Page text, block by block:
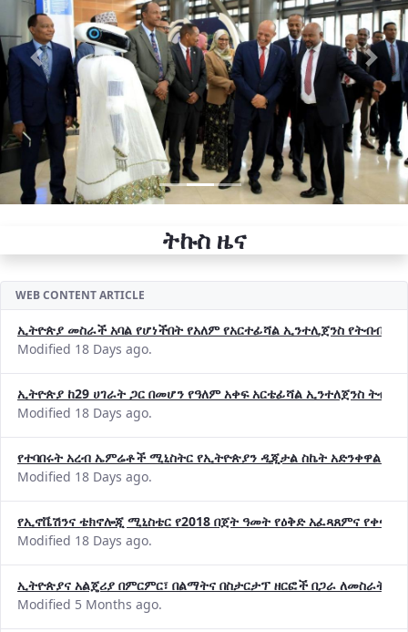
Previous Next
ትኩስ ዜና
WEB CONTENT ARTICLE
ኢትዮጵያ መስራች አባል የሆነችበት የአለም የአርተፊሻል ኢንተሊጀንስ የትብብር
Modified 18 Days ago.
ኢትዮጵያ ከ29 ሀገራት ጋር በመሆን የዓለም አቀፍ አርቴፊሻል ኢንተለጀንስ
Modified 18 Days ago.
የተባበሩት አረብ ኤምሬቶች ሚኒስትር የኢትዮጵያን ዲጂታል ስኬት አድንቀዋል
Modified 18 Days ago.
የኢኖቬሽንና ቴክኖሎጂ ሚኒስቴር የ2018 በጀት ዓመት የዕቅድ አፈጻጸምና
Modified 18 Days ago.
ኢትዮጵያና አልጄሪያ በምርምር፣ በልማትና በስታርታፕ ዘርፎች በጋራ ለመስራት
Modified 5 Months ago.